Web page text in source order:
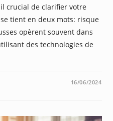
crucial de clarifier votre
tient en deux mots: risque
opèrent souvent dans
des technologies de
16/06/2024